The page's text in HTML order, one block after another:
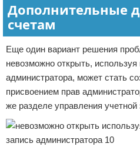
Дополнительные
счетам
Еще один вариант решения
невозможно открыть,
администратора, может стать
присвоением прав
же разделе управления учетной